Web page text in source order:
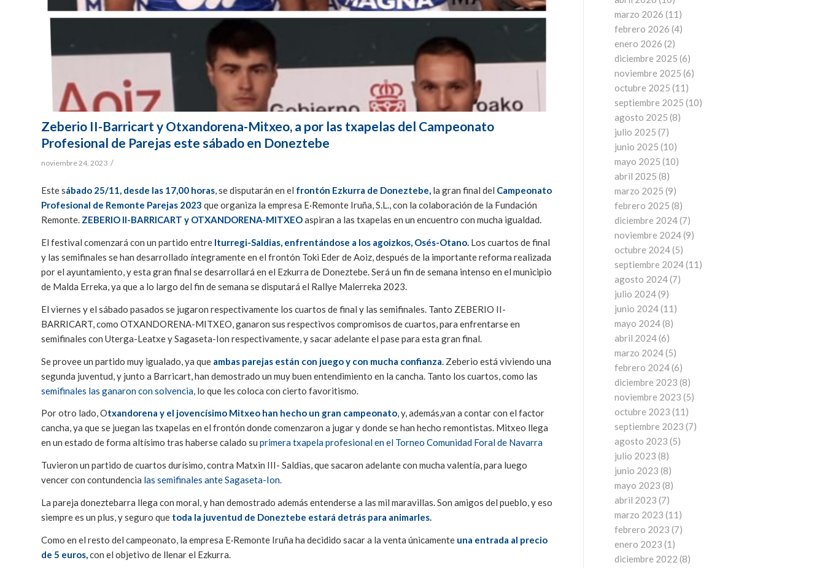
Zeberio II-Barricart y Otxandorena-Mitxeo, a por las txapelas del Campeonato
Profesional de Parejas este sábado en Doneztebe
noviembre 24, 2023 /
Este sábado 25/11, desde las 17,00 horas, se disputarán en el frontón Ezkurra de Doneztebe, la gran final del Campeonato
Profesional de Remonte Parejas 2023 que organiza la empresa E·Remonte Iruña, S.L., con la colaboración de la Fundación
Remonte. ZEBERIO II-BARRICART y OTXANDORENA-MITXEOaspiran a las txapelas en un encuentro con mucha igualdad.
El festival comenzará con un partido entre Iturregi-Saldias, enfrentándose a los agoizkos, Osés-Otano. Los cuartos de final
y las semifinales se han desarrollado íntegramente en el frontón Toki Eder de Aoiz, después de la importante reforma realizada
por el ayuntamiento, y esta gran final se desarrollará en el Ezkurra de Doneztebe. Será un fin de semana intenso en el municipio
de Malda Erreka, ya que a lo largo del fin de semana se disputará el Rallye Malerreka 2023.
El viernes y el sábado pasados se jugaron respectivamente los cuartos de final y las semifinales. Tanto ZEBERIO II-
BARRICART, como OTXANDORENA-MITXEO, ganaron sus respectivos compromisos de cuartos, para enfrentarse en
semifinales con Uterga-Leatxe y Sagaseta-Ion respectivamente, y sacar adelante el pase para esta gran final.
Se provee un partido muy igualado, ya que ambas parejas están con juego y con mucha confianza . Zeberio está viviendo una
segunda juventud, y junto a Barricart, han demostrado un muy buen entendimiento en la cancha. Tanto los cuartos, como las
semifinales las ganaron con solvencia , lo que les coloca con cierto favoritismo.
Por otro lado, Otxandorena y el jovencísimo Mitxeo han hecho un gran campeonato, y, además,van a contar con el factor
cancha, ya que se juegan las txapelas en el frontón donde comenzaron a jugar y donde se han hecho remontistas. Mitxeo llega
en un estado de forma altísimo tras haberse calado su primera txapela profesional en el Torneo Comunidad Foral de Navarra
Tuvieron un partido de cuartos durísimo, contra Matxin III- Saldias, que sacaron adelante con mucha valentía, para luego
vencer con contundencia las semifinales ante Sagaseta-Ion.
La pareja doneztebarra llega con moral, y han demostrado además entenderse a las mil maravillas. Son amigos del pueblo, y eso
siempre es un plus, y seguro que toda la juventud de Doneztebe estará detrás para animarles.
Como en el resto del campeonato, la empresa E·Remonte Iruña ha decidido sacar a la venta únicamente una entrada al precio
de 5 euros, con el objetivo de llenar el Ezkurra.
marzo 2026 (11)
febrero 2026 (4)
enero 2026 (2)
diciembre 2025 (6)
noviembre 2025 (6)
octubre 2025 (11)
septiembre 2025 (10)
agosto 2025 (8)
julio 2025 (7)
junio 2025 (10)
mayo 2025 (10)
abril 2025 (8)
marzo 2025 (9)
febrero 2025 (8)
diciembre 2024(7)
noviembre 2024(9)
octubre 2024(5)
septiembre 2024(11)
agosto 2024(7)
julio 2024(9)
junio 2024(11)
mayo 2024(8)
abril 2024(6)
marzo 2024(5)
febrero 2024(6)
diciembre 2023 (8)
noviembre 2023 (5)
octubre 2023 (11)
septiembre 2023 (7)
agosto 2023 (5)
julio 2023 (8)
junio 2023 (8)
mayo 2023 (8)
abril 2023 (7)
marzo 2023 (11)
febrero 2023 (7)
enero 2023 (1)
diciembre 2022 (8)